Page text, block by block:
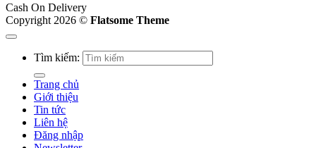
Cash On Delivery
Copyright 2026 © Flatsome Theme
Tìm kiếm:
Trang chủ
Giới thiệu
Tin tức
Liên hệ
Đăng nhập